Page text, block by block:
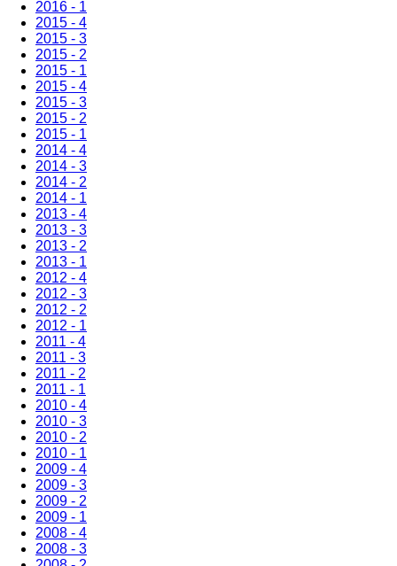
2016 - 1
2015 - 4
2015 - 3
2015 - 2
2015 - 1
2015 - 4
2015 - 3
2015 - 2
2015 - 1
2014 - 4
2014 - 3
2014 - 2
2014 - 1
2013 - 4
2013 - 3
2013 - 2
2013 - 1
2012 - 4
2012 - 3
2012 - 2
2012 - 1
2011 - 4
2011 - 3
2011 - 2
2011 - 1
2010 - 4
2010 - 3
2010 - 2
2010 - 1
2009 - 4
2009 - 3
2009 - 2
2009 - 1
2008 - 4
2008 - 3